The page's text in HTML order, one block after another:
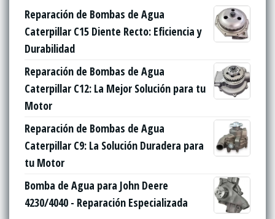
Reparación de Bombas de Agua
Caterpillar C15 Diente Recto: Eficiencia y
Durabilidad
Reparación de Bombas de Agua
Caterpillar C12: La Mejor Solución para tu
Motor
Reparación de Bombas de Agua
Caterpillar C9: La Solución Duradera para
tu Motor
Bomba de Agua para John Deere
4230/4040 - Reparación Especializada